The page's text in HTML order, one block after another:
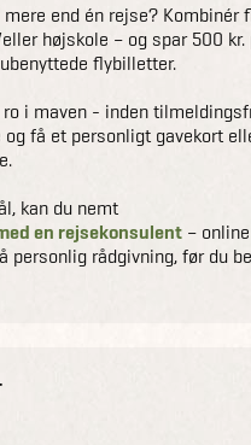
end én rejse? Kombinér
højskole – og spar 500 kr.
flybilletter.
i maven - inden
og få et personligt gavekort
kan du nemt
en rejsekonsulent –
personlig rådgivning, før du